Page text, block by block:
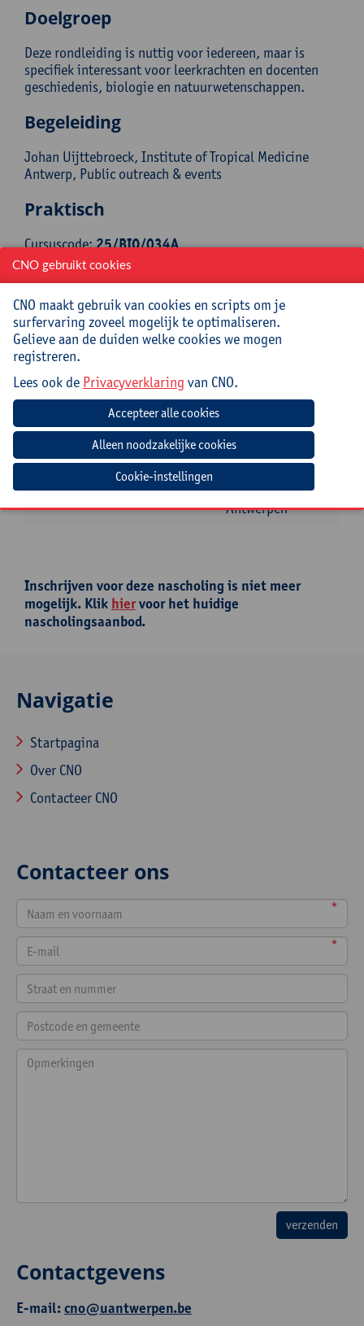
Doelgroep
Deze rondleiding is nuttig voor iedereen, maar is
specifiek interessant voor leerkrachten en docenten
geschiedenis, biologie en natuurwetenschappen.
Begeleiding
Johan Uijttebroeck, Institute of Tropical Medicine
Antwerp, Public outreach & events
Praktisch
Cursuscode:25/BIO/034A
Jouw bijdrage: 66 EUR.
Inlichtingen bij: Miet Oost, 03 265 29 79,
miet.oost@uantwerpen.be
26
2025
13:30u 16:30u
Tropische
Geneeskunde,
Nationalestraat
155, 2000
Antwerpen
Inschrijven voor deze nascholing is niet meer
mogelijk. Klik hiervoor het huidige
nascholingsaanbod.
Navigatie
Startpagina
Over CNO
Contacteer CNO
Contacteer ons
*
*
Contactgevens
E-mail:cno@uantwerpen.be
CNO gebruikt cookies
CNO maakt gebruik van cookies en scripts om je
surfervaring zoveel mogelijk te optimaliseren.
Gelieve aan de duiden welke cookies we mogen
registreren.
Lees ook de Privacyverklaring van CNO.
Cookie-instellingen